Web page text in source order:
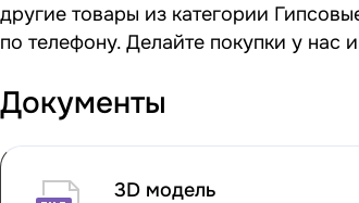
другие товары из категории
по телефону. Делайте покупки у нас
Документы
3D модель